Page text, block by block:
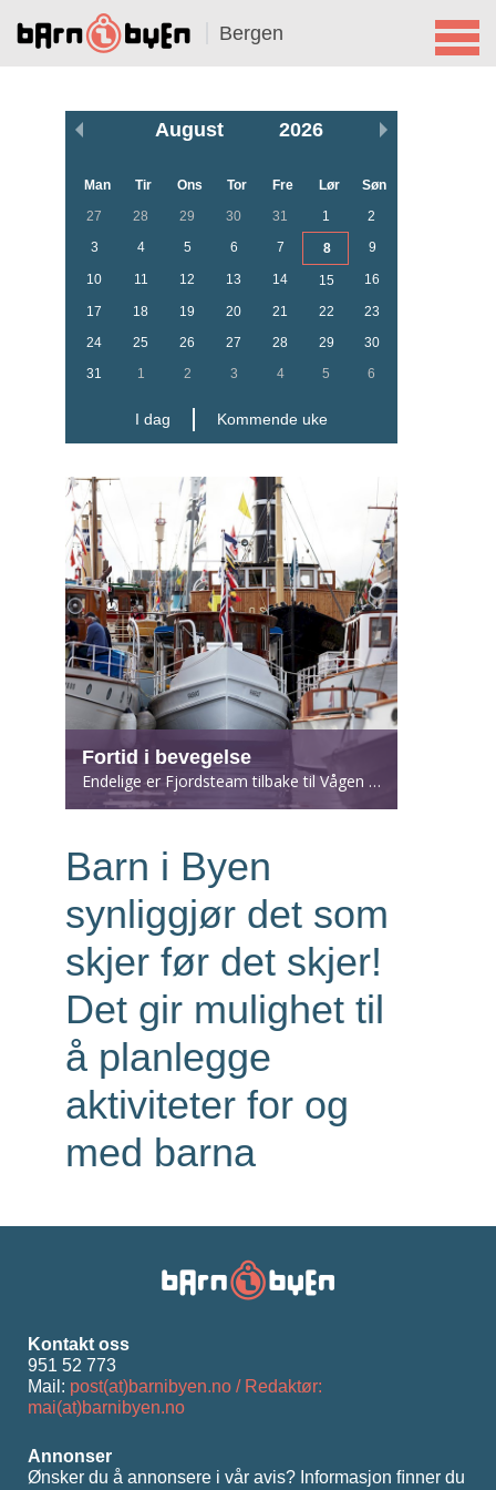
Bergen
August 2026
Man Tir Ons Tor Fre Lør
Søn
27
28 29 30 31 1
2
3
4 5 6 7 8 9
10 11 12 13 14 15 16
17 18 19 20 21 22
23
24
25 26 27 28 29
30
31
1 2 3 4 5 6
I dag Kommende uke
Fortid i bevegelse
Endelige er Fjordsteam tilbake til Vågen og Bryggen.
Barn i Byen
synliggjør det som
skjer før det skjer!
Det gir mulighet til
å planlegge
aktiviteter for og
med barna
Kontakt oss
951 52 773
Mail: post(at)barnibyen.no / Redaktør:
mai(at)barnibyen.no
Annonser
Ønsker du å annonsere i vår avis? Informasjon ﬁnner du